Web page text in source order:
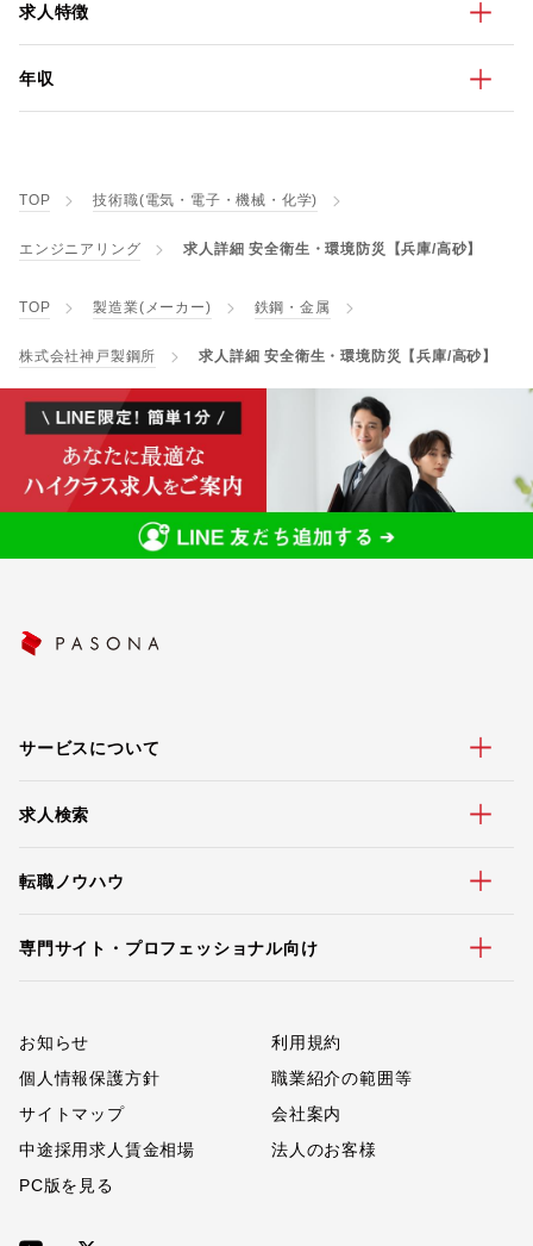
求人特徴
年収
TOP 技術職(電気・電子・機械・化学)
エンジニアリング 求人詳細 安全衛生・環境防災【兵庫/高砂】
TOP 製造業(メーカー) 鉄鋼・金属
株式会社神戸製鋼所 求人詳細 安全衛生・環境防災【兵庫/高砂】
サービスについて
求人検索
転職ノウハウ
専門サイト・プロフェッショナル向け
お知らせ
利用規約
個人情報保護方針
職業紹介の範囲等
サイトマップ
会社案内
中途採用求人賃金相場
法人のお客様
PC版を見る